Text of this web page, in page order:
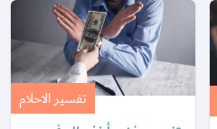
تفسير الاحلام